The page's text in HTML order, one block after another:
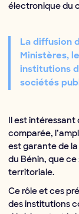
électronique du
La diffusion
Ministères,
institutions
sociétés
Il est intéressant
comparée,
est garante de
du Bénin, que
territoriale.
Ce rôle et ces
des institutions